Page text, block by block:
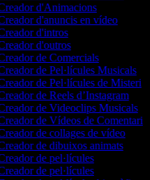
d'Animacions
d'anuncis en vídeo
d'intros
d'outros
de Comercials
de Pel·lícules Musicals
de Pel·lícules de Misteri
de Reels d’Instagram
de Videoclips Musicals
de Vídeos de Comentari
de collages de vídeo
de dibuixos animats
de pel·lícules
de pel·lícules